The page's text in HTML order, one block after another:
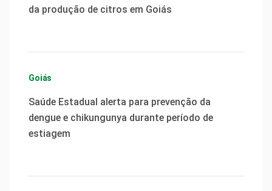
da produção de citros em Goiás
Goiás
Saúde Estadual alerta para prevenção da
dengue e chikungunya durante período de
estiagem